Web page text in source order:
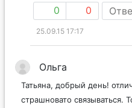
0 0
25.09.15 17:17
Ольга
Татьяна, добрый день!
страшновато связываться.